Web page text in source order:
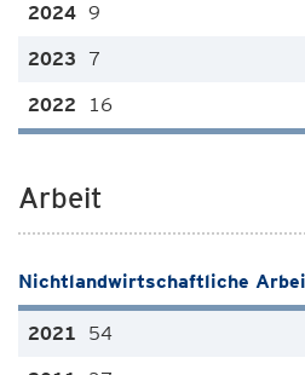
9
7
16
Arbeit
Nichtlandwirtschaftliche
54